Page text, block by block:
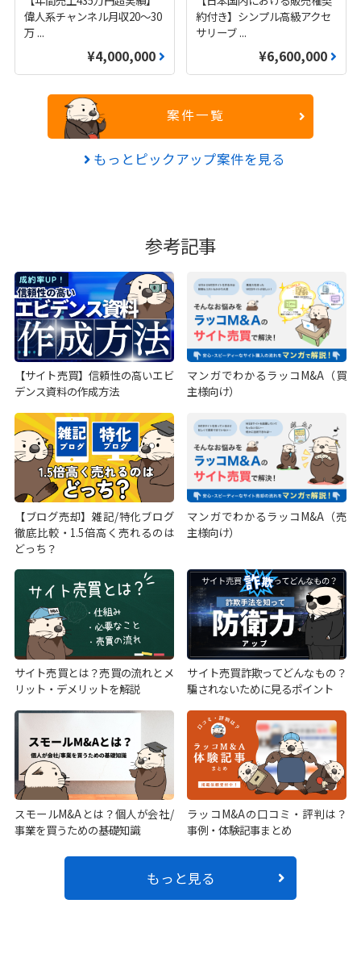
偉人系チャンネル月収20～30
万 ...
¥4,000,000
約付き】シンプル高級アクセ
サリーブ ...
¥6,600,000
案件一覧
もっとピックアップ案件を見る
参考記事
【サイト売買】信頼性の高いエビ
デンス資料の作成方法
マンガでわかるラッコM&A（買
主様向け）
【ブログ売却】雑記/特化ブログ
徹底比較・1.5倍高く売れるのは
どっち？
マンガでわかるラッコM&A（売
主様向け）
サイト売買とは？売買の流れとメ
リット・デメリットを解説
サイト売買詐欺ってどんなもの？
騙されないために見るポイント
スモールM&Aとは？個人が会社/
事業を買うための基礎知識
ラッコM&Aの口コミ・評判は？
事例・体験記事まとめ
もっと見る